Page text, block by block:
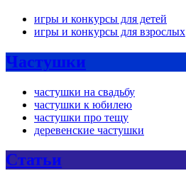
игры и конкурсы для детей
игры и конкурсы для взрослых
Частушки
частушки на свадьбу
частушки к юбилею
частушки про тещу
деревенские частушки
Статьи